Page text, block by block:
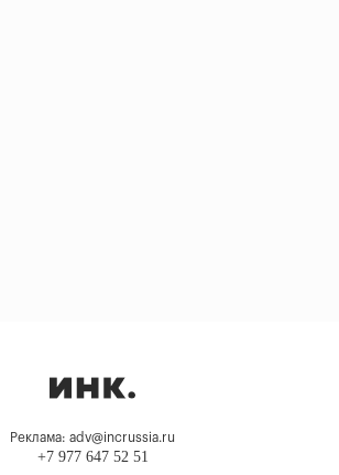
Реклама: adv@incrussia.ru
+7 977 647 52 51